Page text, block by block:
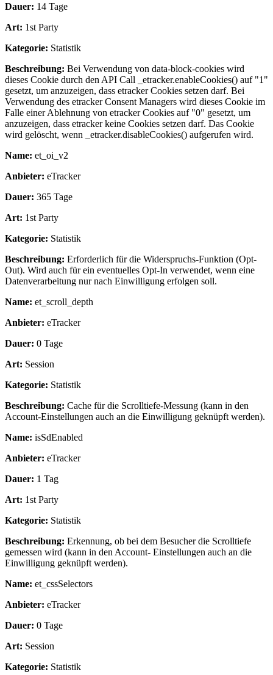
Dauer: 14 Tage
Art: 1st Party
Kategorie: Statistik
Beschreibung: Bei Verwendung von data-block-cookies wird
dieses Cookie durch den API Call _etracker.enableCookies() auf "1"
gesetzt, um anzuzeigen, dass etracker Cookies setzen darf. Bei
Verwendung des etracker Consent Managers wird dieses Cookie im
Falle einer Ablehnung von etracker Cookies auf "0" gesetzt, um
anzuzeigen, dass etracker keine Cookies setzen darf. Das Cookie
wird gelöscht, wenn _etracker.disableCookies() aufgerufen wird.
Name: et_oi_v2
Anbieter: eTracker
Dauer: 365 Tage
Art: 1st Party
Kategorie: Statistik
Beschreibung: Erforderlich für die Widerspruchs-Funktion (Opt-
Out). Wird auch für ein eventuelles Opt-In verwendet, wenn eine
Datenverarbeitung nur nach Einwilligung erfolgen soll.
Name: et_scroll_depth
Anbieter: eTracker
Dauer: 0 Tage
Art: Session
Kategorie: Statistik
Beschreibung: Cache für die Scrolltiefe-Messung (kann in den
Account-Einstellungen auch an die Einwilligung geknüpft werden).
Name: isSdEnabled
Anbieter: eTracker
Dauer: 1 Tag
Art: 1st Party
Kategorie: Statistik
Beschreibung: Erkennung, ob bei dem Besucher die Scrolltiefe
gemessen wird (kann in den Account- Einstellungen auch an die
Einwilligung geknüpft werden).
Name: et_cssSelectors
Anbieter: eTracker
Dauer: 0 Tage
Art: Session
Kategorie: Statistik